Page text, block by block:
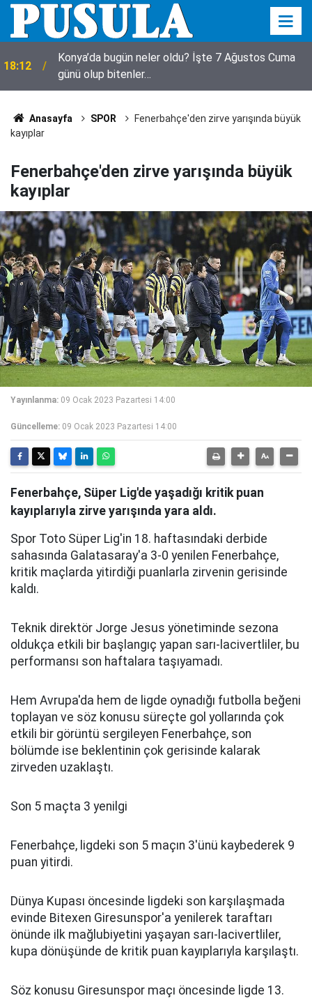
18:10 Herkes bezgin! Yıkılmadı, fuhuş oteli oldu
Anasayfa SPOR
Fenerbahçe'den zirve yarışında büyük
kayıplar
Fenerbahçe'den zirve yarışında büyük
kayıplar
Yayınlanma: 09 Ocak 2023 Pazartesi 14:00
Güncelleme: 09 Ocak 2023 Pazartesi 14:00
Fenerbahçe, Süper Lig'de yaşadığı kritik puan
kayıplarıyla zirve yarışında yara aldı.
Spor Toto Süper Lig'in 18. haftasındaki derbide
sahasında Galatasaray'a 3-0 yenilen Fenerbahçe,
kritik maçlarda yitirdiği puanlarla zirvenin gerisinde
kaldı.
Teknik direktör Jorge Jesus yönetiminde sezona
oldukça etkili bir başlangıç yapan sarı-lacivertliler, bu
performansı son haftalara taşıyamadı.
Hem Avrupa'da hem de ligde oynadığı futbolla beğeni
toplayan ve söz konusu süreçte gol yollarında çok
etkili bir görüntü sergileyen Fenerbahçe, son
bölümde ise beklentinin çok gerisinde kalarak
zirveden uzaklaştı.
Son 5 maçta 3 yenilgi
Fenerbahçe, ligdeki son 5 maçın 3'ünü kaybederek 9
puan yitirdi.
Dünya Kupası öncesinde ligdeki son karşılaşmada
evinde Bitexen Giresunspor'a yenilerek taraftarı
önünde ilk mağlubiyetini yaşayan sarı-lacivertliler,
kupa dönüşünde de kritik puan kayıplarıyla karşılaştı.
Söz konusu Giresunspor maçı öncesinde ligde 13.